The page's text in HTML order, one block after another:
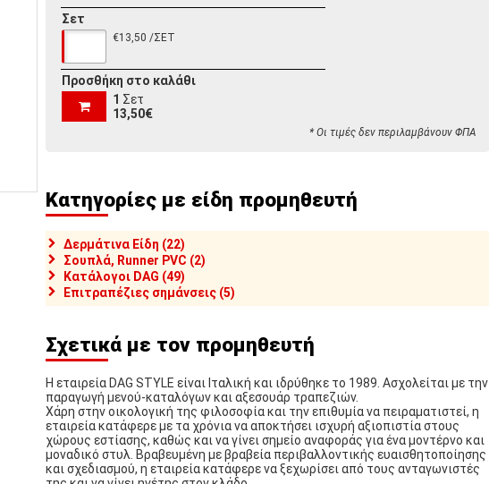
Σετ
€13,50 /ΣΕΤ
Προσθήκη στο καλάθι
1 Σετ
13,50€
* Οι τιμές δεν περιλαμβάνουν ΦΠΑ
Κατηγορίες με είδη προμηθευτή
Δερμάτινα Είδη (22)
Σουπλά, Runner PVC (2)
Κατάλογοι DAG (49)
Επιτραπέζιες σημάνσεις (5)
Σχετικά με τον προμηθευτή
Η εταιρεία DAG STYLE είναι Ιταλική και ιδρύθηκε το 1989. Ασχολείται με την
παραγωγή μενού-καταλόγων και αξεσουάρ τραπεζιών.
Χάρη στην οικολογική της φιλοσοφία και την επιθυμία να πειραματιστεί, η
εταιρεία κατάφερε με τα χρόνια να αποκτήσει ισχυρή αξιοπιστία στους
χώρους εστίασης, καθώς και να γίνει σημείο αναφοράς για ένα μοντέρνο και
μοναδικό στυλ. Βραβευμένη με βραβεία περιβαλλοντικής ευαισθητοποίησης
και σχεδιασμού, η εταιρεία κατάφερε να ξεχωρίσει από τους ανταγωνιστές